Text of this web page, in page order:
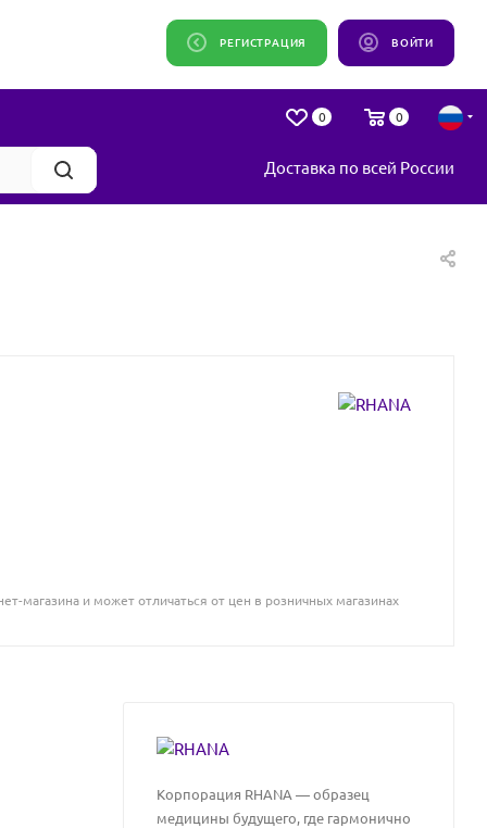
ВОЙТИ
РЕГИСТРАЦИЯ
0 0
Доставка по всей России
магазина и может отличаться от цен в розничных магазинах
Корпорация RHANA — образец
медицины будущего, где гармонично